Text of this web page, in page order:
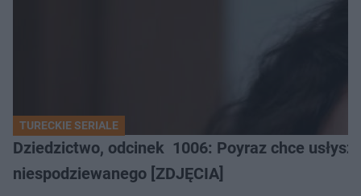
TURECKIE SERIALE
Dziedzictwo, odcinek 1006: Poyraz chce
niespodziewanego [ZDJĘCIA]